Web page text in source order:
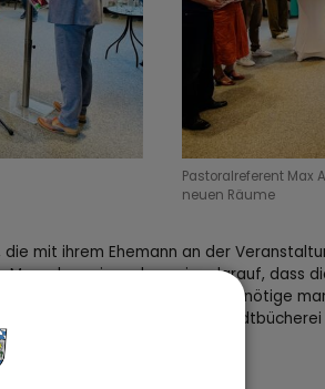
Pastoralreferent Max
neuen Räume
mit ihrem Ehemann an der
ein und verwies darauf, dass
etwas entgegenzusetzen, benötige
Brandis schenkte der
abzuhalten.